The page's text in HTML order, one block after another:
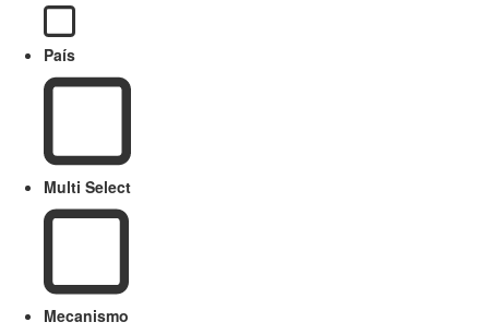
País
Multi Select
Mecanismo